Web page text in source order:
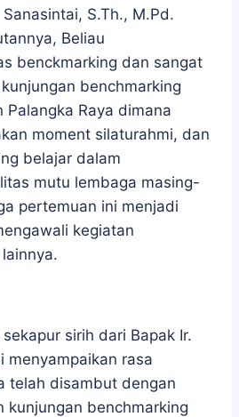
S.Th., M.Pd.
Beliau
benckmarking dan sangat
benchmarking
Palangka Raya dimana
moment silaturahmi, dan
belajar dalam
mutu lembaga masing-
pertemuan ini menjadi
kegiatan
sirih dari Bapak Ir.
menyampaikan rasa
telah disambut dengan
kunjungan benchmarking